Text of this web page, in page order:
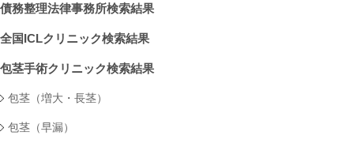
債務整理法律事務所検索結果
全国ICLクリニック検索結果
包茎手術クリニック検索結果
包茎（増大・長茎）
包茎（早漏）